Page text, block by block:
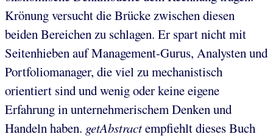
Krönung versucht die Brücke zwischen diesen
beiden Bereichen zu schlagen. Er spart nicht mit
Seitenhieben auf Management-Gurus, Analysten und
Portfoliomanager, die viel zu mechanistisch
orientiert sind und wenig oder keine eigene
Erfahrung in unternehmerischem Denken und
Handeln haben. getAbstractempfiehlt dieses Buch